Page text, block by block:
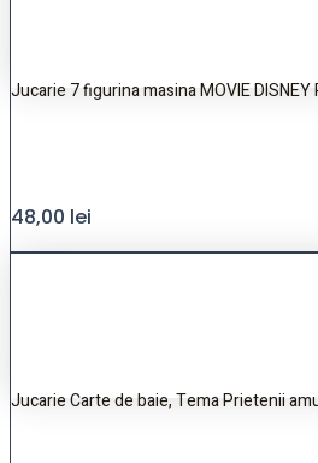
Jucarie 7 figurina masina MOVIE DISNEY
48,00 lei
Jucarie Carte de baie, Tema Prietenii